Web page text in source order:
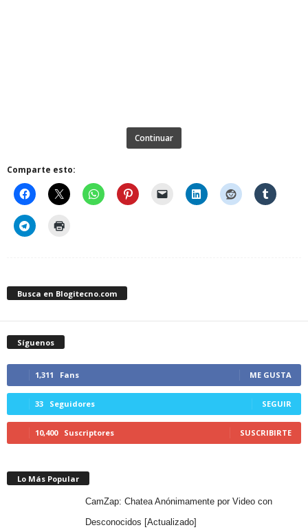
Continuar
Comparte esto:
Busca en Blogitecno.com
Síguenos
1,311 Fans ME GUSTA
33 Seguidores SEGUIR
10,400 Suscriptores SUSCRIBIRTE
Lo Más Popular
CamZap: Chatea Anónimamente por Video con
Desconocidos [Actualizado]